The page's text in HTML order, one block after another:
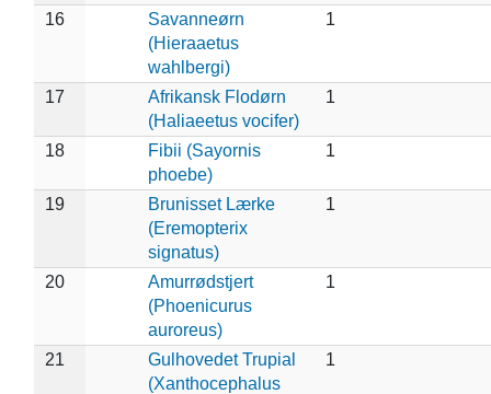
16
Savanneørn
(Hieraaetus
wahlbergi)
1
17
Afrikansk Flodørn
(Haliaeetus vocifer)
1
18
Fibii (Sayornis
phoebe)
1
19
Brunisset Lærke
(Eremopterix
signatus)
1
20
Amurrødstjert
(Phoenicurus
auroreus)
1
21
Gulhovedet Trupial
(Xanthocephalus
1